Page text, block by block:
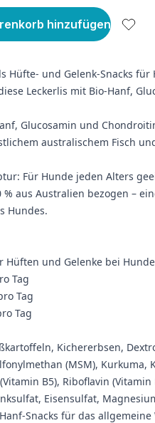
hinzufügen
Hüfte- und Gelenk-Snacks
Leckerlis mit Bio-Hanf,
Glucosamin und
australischem Fisch
Für Hunde jeden Alters
% aus Australien bezogen –
Hundes.
und Gelenke bei
Tag
Tag
Tag
Kichererbsen,
(MSM), Kurkuma,
B5), Riboflavin
Eisensulfat,
Snacks für das